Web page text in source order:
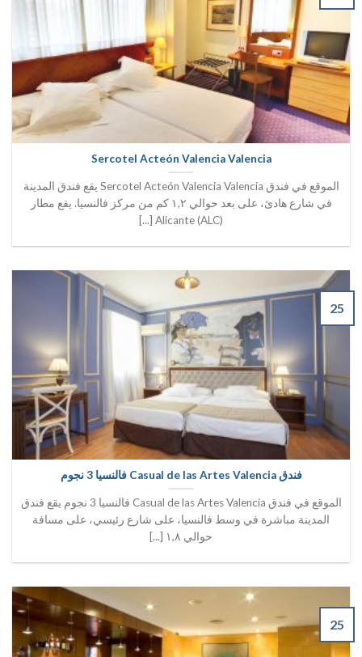
Sercotel Acteón Valencia Valencia
الموقع في فندق Sercotel Acteón Valencia Valencia يقع فندق المدينة
في شارع هادئ، على بعد حوالي ١,٢ كم من مركز فالنسيا. يقع مطار
Alicante (ALC) [...]
فندق Casual de las Artes Valencia فالنسيا 3 نجوم
الموقع في فندق Casual de las Artes Valencia فالنسيا 3 نجوم يقع فندق
المدينة مباشرة في وسط فالنسيا، على شارع رئيسي، على مسافة
حوالي ١,٨ [...]
25
25